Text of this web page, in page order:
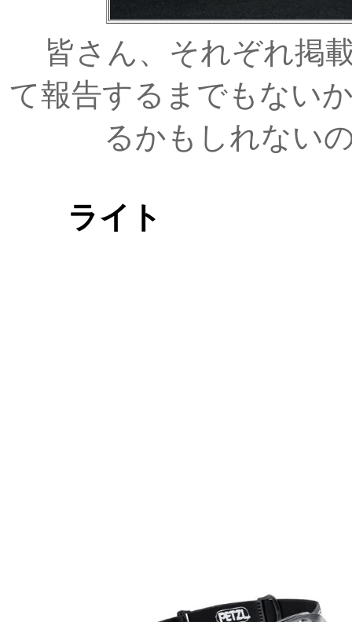
皆さん、それぞれ掲
て報告するまでもない
るかもしれない
ライト